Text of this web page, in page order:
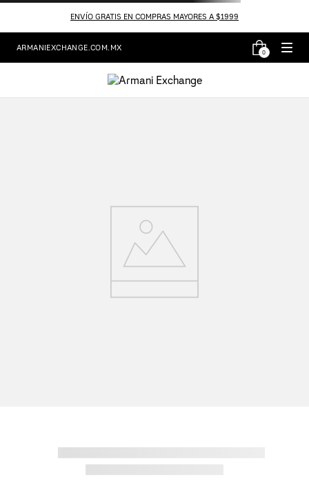
ENVÍO GRATIS EN COMPRAS MAYORES A $1999
ARMANIEXCHANGE.COM.MX 0
página que buscaba.